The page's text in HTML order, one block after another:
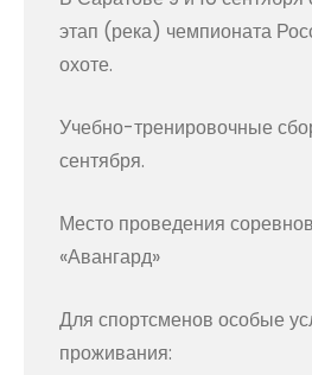
этап (река) чемпионата
охоте.
Учебно-тренировочные
сентября.
Место проведения
«Авангард»
Для спортсменов особые
проживания: